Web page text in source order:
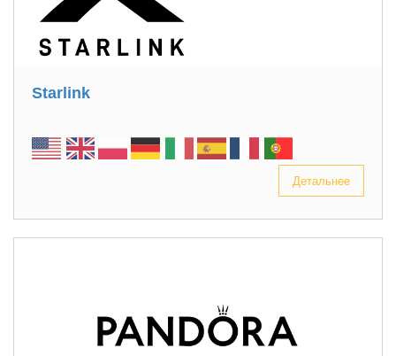
Starlink
Детальнее